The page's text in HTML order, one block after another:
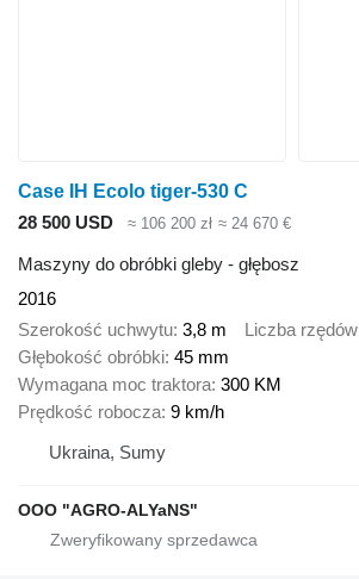
Case IH Ecolo tiger-530 C
28 500 USD
≈ 106 200 zł ≈ 24 670 €
Maszyny do obróbki gleby - głębosz
2016
Szerokość uchwytu 3,8 m Liczba rzędów
Głębokość obróbki 45 mm
Wymagana moc traktora 300 KM
Prędkość robocza 9 km/h
Ukraina, Sumy
OOO "AGRO-ALYaNS"